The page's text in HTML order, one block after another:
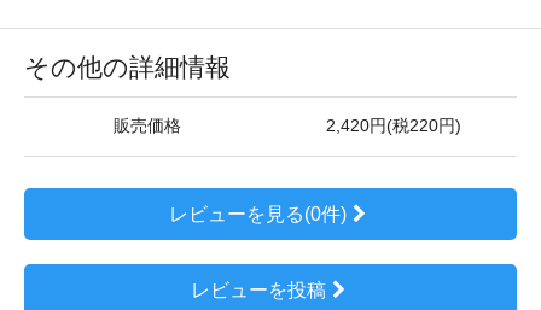
その他の詳細情報
販売価格 2,420円(税220円)
レビューを見る(0件)
レビューを投稿